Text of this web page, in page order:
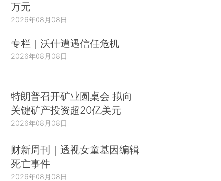
万元
2026年08月08日
专栏｜沃什遭遇信任危机
2026年08月08日
特朗普召开矿业圆桌会 拟向
关键矿产投资超20亿美元
2026年08月08日
财新周刊｜透视女童基因编辑
死亡事件
2026年08月08日